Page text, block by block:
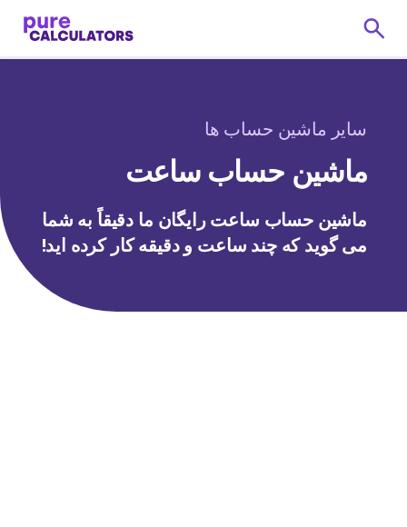
سایر ماشین حساب ها
ماشین حساب ساعت
ماشین حساب ساعت رایگان ما دقیقاً به شما
می گوید که چند ساعت و دقیقه کار کرده اید!